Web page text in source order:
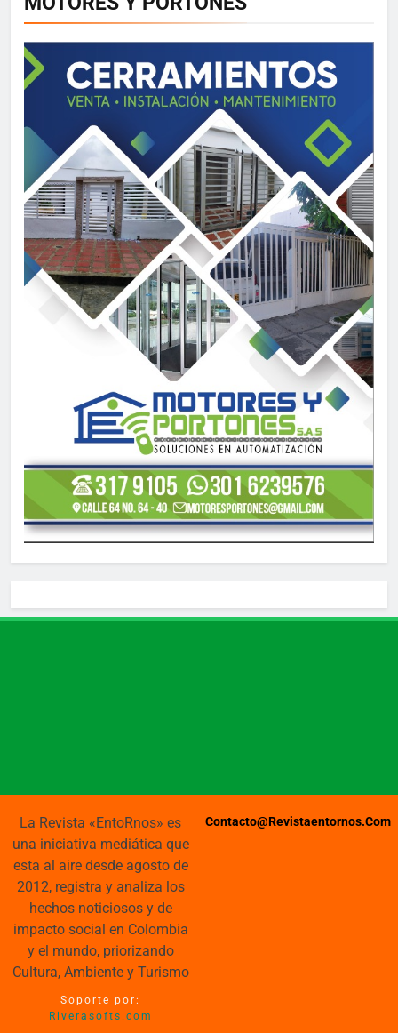
La Revista «EntoRnos» es
una iniciativa mediática que
esta al aire desde agosto de
2012, registra y analiza los
hechos noticiosos y de
impacto social en Colombia
y el mundo, priorizando
Cultura, Ambiente y Turismo
Soporte por:
Riverasofts.com
Contacto@revistaentornos.com